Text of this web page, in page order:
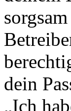
dein
„Ich